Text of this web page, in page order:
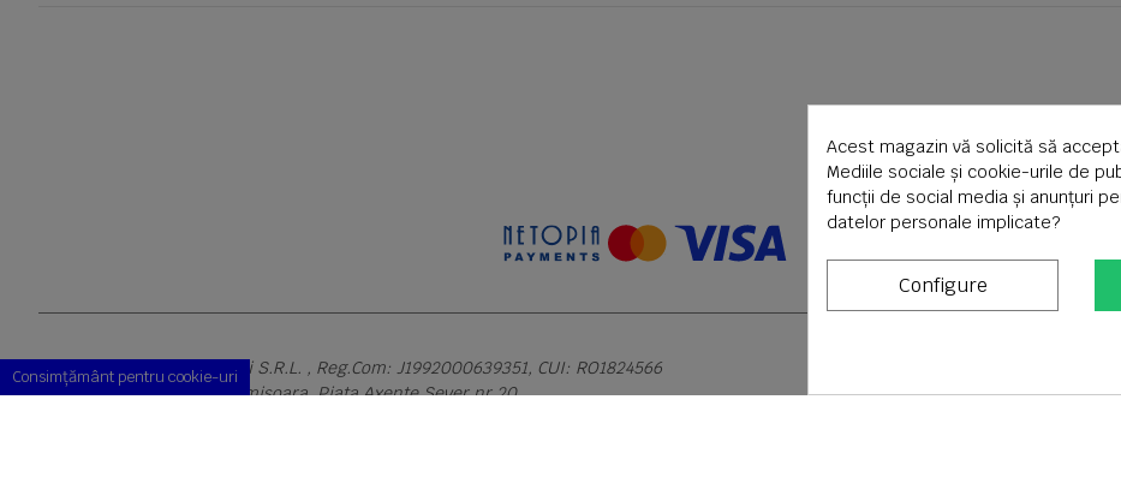
Copyright © 2026 S.C. Rimi S.R.L. , Reg.Com: J1992000639351, CUI: RO1824566
Adresa corespondenta: Timisoara, Piata Axente Sever nr.20
Acest magazin vă solicită să
Mediile sociale și cookie-urile de
funcții de social media și anunțuri
datelor personale implicate?
Configure
Consimțământ pentru cookie-uri